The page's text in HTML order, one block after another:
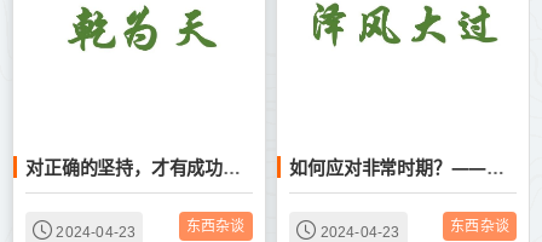
对正确的坚持，才有成功的可能——浅读“乾”卦有感
2024-04-23 东西杂谈
如何应对非常时期？——浅读泽风大过卦的启示
2024-04-23 东西杂谈